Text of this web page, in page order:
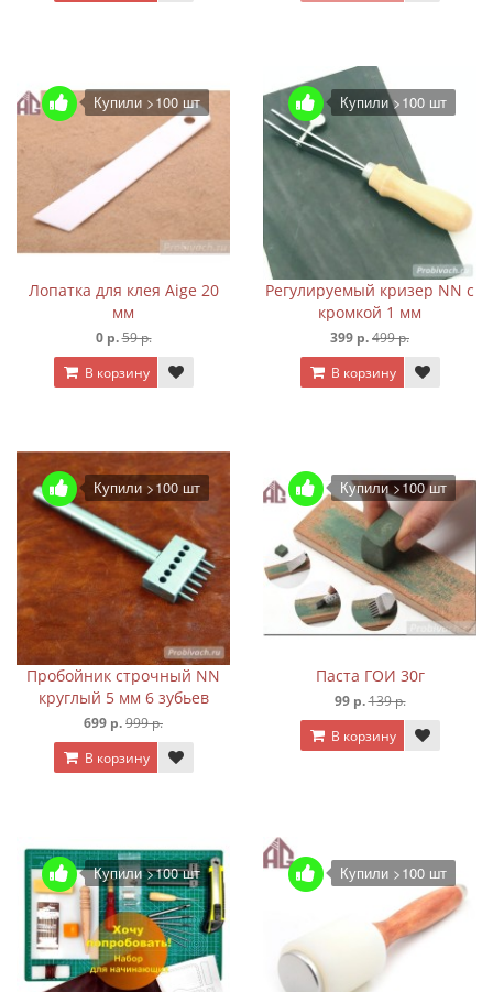
Купили >100 шт
Лопатка для клея Aige 20
мм
0 р.59 р.
В корзину
Купили >100 шт
Регулируемый кризер NN с
кромкой 1 мм
399 р.499 р.
В корзину
Купили >100 шт
Пробойник строчный NN
круглый 5 мм 6 зубьев
699 р.999 р.
В корзину
Купили >100 шт
Паста ГОИ 30г
99 р.139 р.
В корзину
Купили >100 шт Купили >100 шт